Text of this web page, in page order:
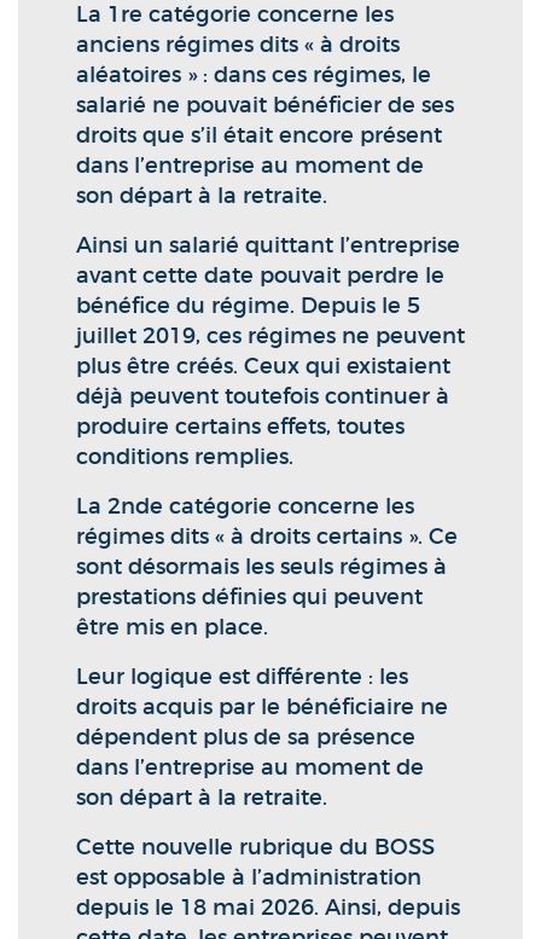
La 1re catégorie concerne les
anciens régimes dits « à droits
aléatoires » : dans ces régimes, le
salarié ne pouvait bénéficier de ses
droits que s’il était encore présent
dans l’entreprise au moment de
son départ à la retraite.
Ainsi un salarié quittant l’entreprise
avant cette date pouvait perdre le
bénéfice du régime. Depuis le 5
juillet 2019, ces régimes ne peuvent
plus être créés. Ceux qui existaient
déjà peuvent toutefois continuer à
produire certains effets, toutes
conditions remplies.
La 2nde catégorie concerne les
régimes dits « à droits certains ». Ce
sont désormais les seuls régimes à
prestations définies qui peuvent
être mis en place.
Leur logique est différente : les
droits acquis par le bénéficiaire ne
dépendent plus de sa présence
dans l’entreprise au moment de
son départ à la retraite.
Cette nouvelle rubrique du BOSS
est opposable à l’administration
depuis le 18 mai 2026. Ainsi, depuis